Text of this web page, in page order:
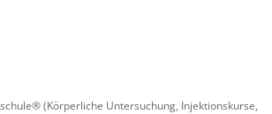
(Körperliche Untersuchung, Injektionskurse,